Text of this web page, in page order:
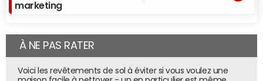
marketing
À NE PAS RATER
Voici les revêtements de sol à éviter si vous voulez une